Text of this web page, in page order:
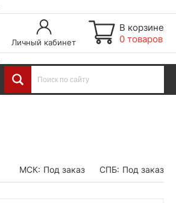
Личный кабинет
В корзине
0 товаров
МСК: Под заказ СПБ: Под заказ